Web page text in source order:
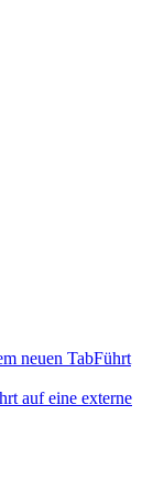
neuen TabFührt
auf eine externe